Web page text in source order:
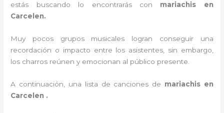
estás buscando lo encontrarás con mariachis en
Carcelen.
Muy pocos grupos musicales logran conseguir una
recordación o impacto entre los asistentes, sin embargo,
los charros reúnen y emocionan al público presente.
A continuación, una lista de canciones de mariachis en
Carcelen .